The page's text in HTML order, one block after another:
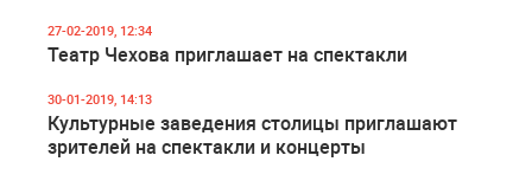
27-02-2019, 12:34
Театр Чехова приглашает на спектакли
30-01-2019, 14:13
Культурные заведения столицы приглашают
зрителей на спектакли и концерты